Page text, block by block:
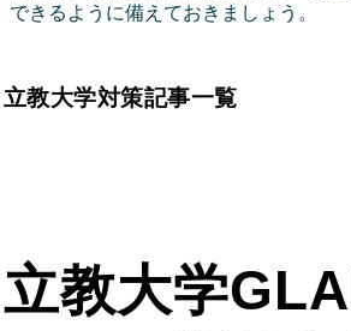
できるように備えておきましょう。
立教大学対策記事一覧
立教大学